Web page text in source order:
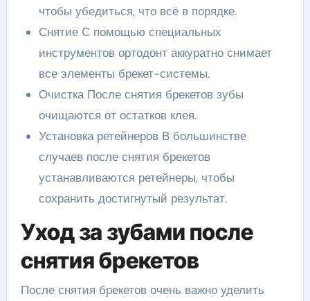
чтобы убедиться, что всё в порядке.
Снятие С помощью специальных
инструментов ортодонт аккуратно снимает
все элементы брекет-системы.
Очистка После снятия брекетов зубы
очищаются от остатков клея.
Установка ретейнеров В большинстве
случаев после снятия брекетов
устанавливаются ретейнеры, чтобы
сохранить достигнутый результат.
Уход за зубами после
снятия брекетов
После снятия брекетов очень важно уделить